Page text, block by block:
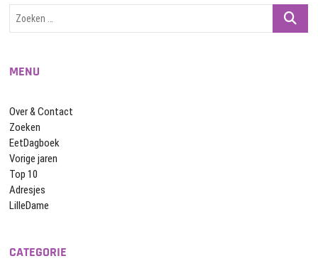
Zoeken
MENU
Over & Contact
Zoeken
EetDagboek
Vorige jaren
Top 10
Adresjes
LilleDame
CATEGORIE